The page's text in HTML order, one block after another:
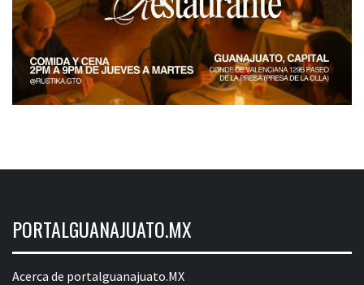
PORTALGUANAJUATO.MX
Acerca de portalguanajuato.MX